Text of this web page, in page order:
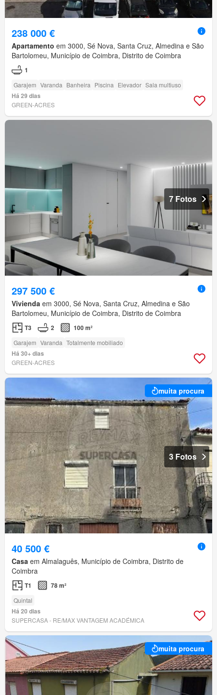
238 000 €
Apartamento em 3000, Sé Nova, Santa Cruz, Almedina e São
Bartolomeu, Município de Coimbra, Distrito de Coimbra
1
Garajem Varanda Banheira Piscina Elevador Sala multiuso
Há 29 dias
GREEN-ACRES
7 Fotos
297 500 €
Vivienda em 3000, Sé Nova, Santa Cruz, Almedina e São
Bartolomeu, Município de Coimbra, Distrito de Coimbra
T3 2 100 m²
Garajem Varanda Totalmente mobiliado
Há 30+ dias
GREEN-ACRES
muita procura
3 Fotos
40 500 €
Casa em Almalaguês, Município de Coimbra, Distrito de
Coimbra
T1 78 m²
Quintal
Há 20 dias
SUPERCASA - RE/MAX VANTAGEM ACADÉMICA
muita procura